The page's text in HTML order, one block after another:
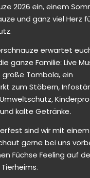
2026 ein, einem
und ganz viel Herz
erwartet
ganze Familie: Live
Tombola, ein
zum Stöbern,
kalte Getränke.
sind wir mit
gerne bei uns
Füchse Feeling auf